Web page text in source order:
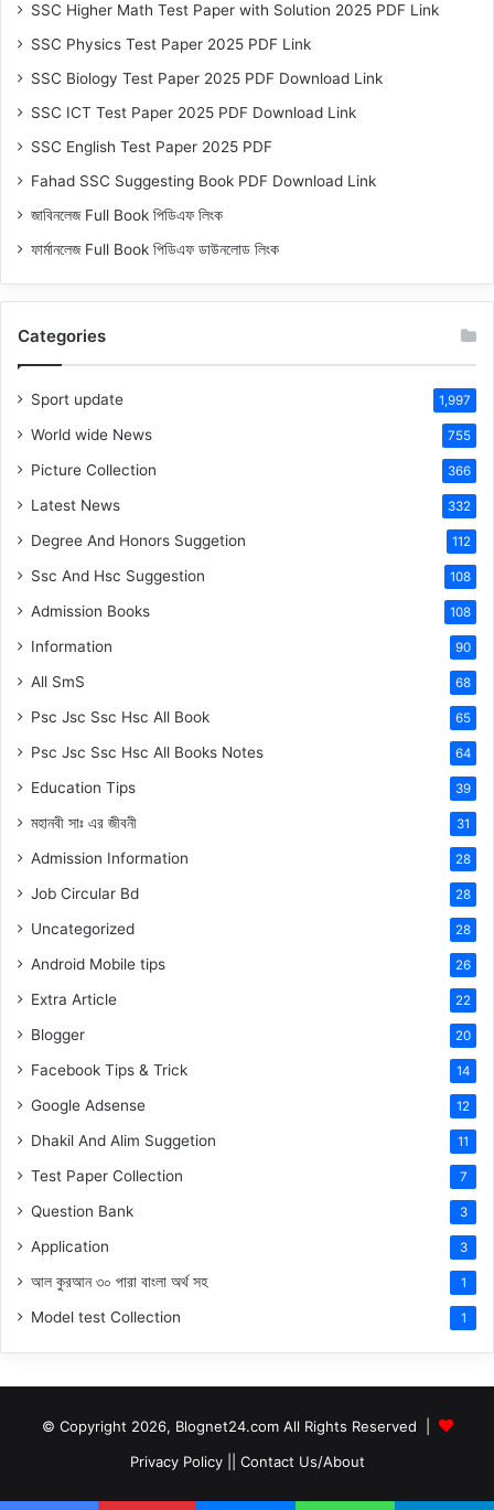
SSC Higher Math Test Paper with Solution 2025 PDF Link
SSC Physics Test Paper 2025 PDF Link
SSC Biology Test Paper 2025 PDF Download Link
SSC ICT Test Paper 2025 PDF Download Link
SSC English Test Paper 2025 PDF
Fahad SSC Suggesting Book PDF Download Link
জাবিনলেজ Full Book পিডিএফ লিংক
ফার্মানলেজ Full Book পিডিএফ ডাউনলোড লিংক
Categories
Sport update 1,997
World wide News 755
Picture Collection 366
Latest News 332
Degree And Honors Suggetion 112
Ssc And Hsc Suggestion 108
Admission Books 108
Information 90
All SmS 68
Psc Jsc Ssc Hsc All Book 65
Psc Jsc Ssc Hsc All Books Notes 64
Education Tips 39
মহানবী সাঃ এর জীবনী 31
Admission Information 28
Job Circular Bd 28
Uncategorized 28
Android Mobile tips 26
Extra Article 22
Blogger 20
Facebook Tips & Trick 14
Google Adsense 12
Dhakil And Alim Suggetion 11
Test Paper Collection 7
Question Bank 3
Application 3
আল কুরআন ৩০ পারা বাংলা অর্থ সহ 1
Model test Collection 1
© Copyright 2026, Blognet24.com All Rights Reserved |
Privacy Policy|| Contact Us/About